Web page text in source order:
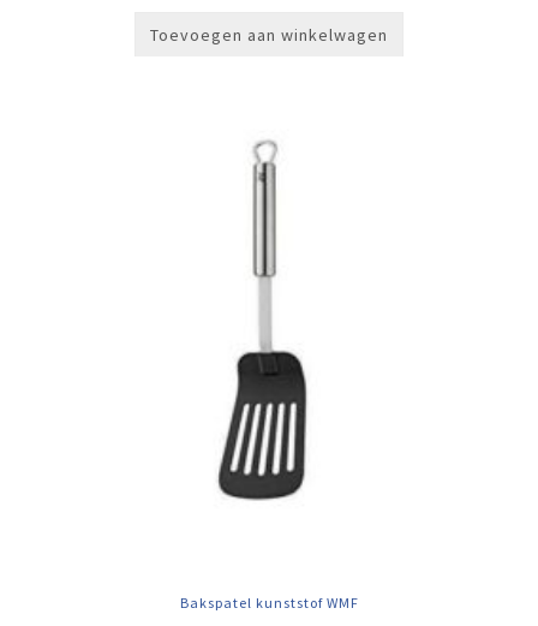
Toevoegen aan winkelwagen
Bakspatel kunststof WMF